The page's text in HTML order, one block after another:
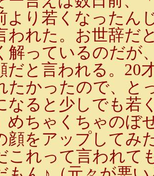
より若くなったん
われた。お世辞だ
解っているのだが
だと言われる。20
たかったので、と
なると少しでも若
めちゃくちゃのぼ
顔をアップしてみ
これって言われて